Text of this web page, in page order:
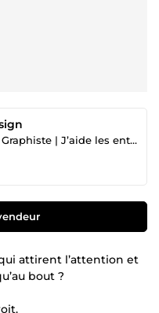
⭐ Développeuse Web & Graphiste | J’aide les entrepreneurs à développer leur présence en ligne
attirent l’attention et
bout ?